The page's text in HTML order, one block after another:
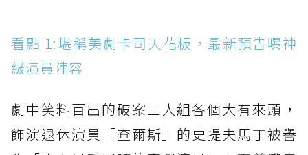
看點 1:堪稱美劇卡司天花板，最新預告曝神
級演員陣容
劇中笑料百出的破案三人組各個大有來頭，
飾演退休演員「查爾斯」的史提夫馬丁被譽